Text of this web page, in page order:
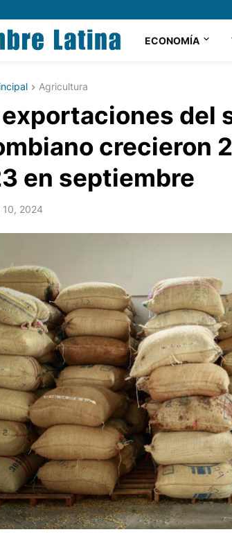
ECONOMÍA
Agricultura
exportaciones del
crecieron
en septiembre
2024